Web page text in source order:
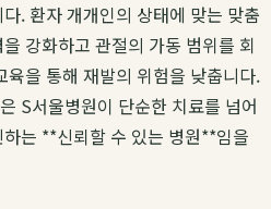
. 환자 개개인의 상태에 맞는 맞춤
강화하고 관절의 가동 범위를 회
을 통해 재발의 위험을 낮춥니다.
S서울병원이 단순한 치료를 넘어
는 **신뢰할 수 있는 병원**임을